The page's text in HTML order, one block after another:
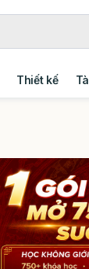
Thiết kế